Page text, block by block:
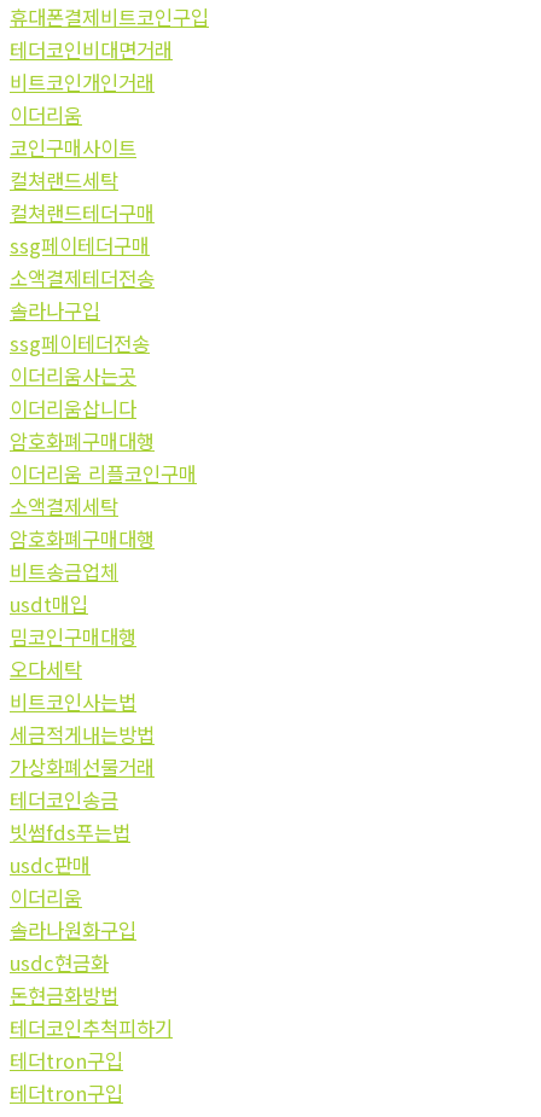
휴대폰결제비트코인구입
테더코인비대면거래
비트코인개인거래
이더리움
코인구매사이트
컬쳐랜드세탁
컬쳐랜드테더구매
ssg페이테더구매
소액결제테더전송
솔라나구입
ssg페이테더전송
이더리움사는곳
이더리움삽니다
암호화폐구매대행
이더리움 리플코인구매
소액결제세탁
암호화폐구매대행
비트송금업체
usdt매입
밈코인구매대행
오다세탁
비트코인사는법
세금적게내는방법
가상화폐선물거래
테더코인송금
빗썸fds푸는법
usdc판매
이더리움
솔라나원화구입
usdc현금화
돈현금화방법
테더코인추척피하기
테더tron구입
테더tron구입